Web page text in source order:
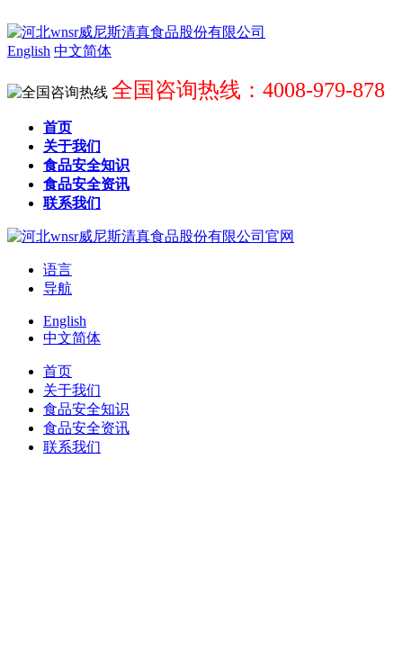
English 中文简体
全国咨询热线：4008-979-878
首页
关于我们
食品安全知识
食品安全资讯
联系我们
语言
导航
English
中文简体
首页
关于我们
食品安全知识
食品安全资讯
联系我们